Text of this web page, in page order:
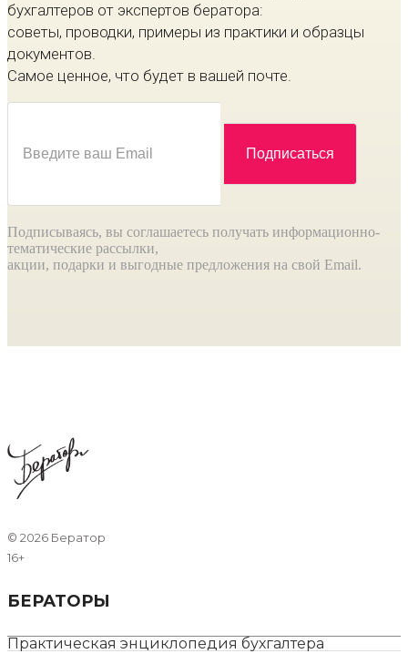
бухгалтеров от экспертов бератора:
советы, проводки, примеры из практики и образцы
документов.
Самое ценное, что будет в вашей почте.
Подписываясь, вы соглашаетесь получать информационно-
тематические рассылки,
акции, подарки и выгодные предложения на свой Email.
© 2026 Бератор
16+
БЕРАТОРЫ
Практическая энциклопедия бухгалтера